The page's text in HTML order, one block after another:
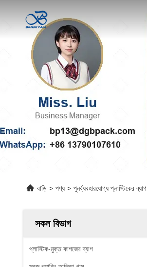
বাড়ি > পণ্য > পুনর্ব্যবহারযোগ্য প্লাস্টিকের ব্যাগ
সকল বিভাগ
প্লাস্টিক-মুক্ত কাগজের ব্যাগ